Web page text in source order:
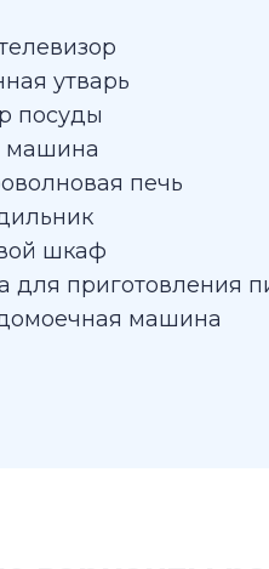
утварь
посуды
машина
печь
шкаф
для приготовления
машина